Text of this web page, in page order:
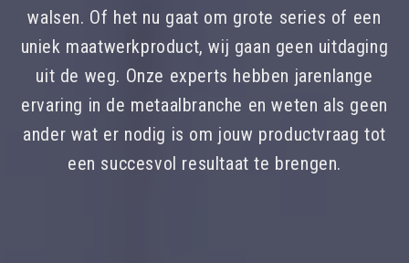
walsen. Of het nu gaat om grote series of een
uniek maatwerkproduct, wij gaan geen uitdaging
uit de weg. Onze experts hebben jarenlange
ervaring in de metaalbranche en weten als geen
ander wat er nodig is om jouw productvraag tot
een succesvol resultaat te brengen.